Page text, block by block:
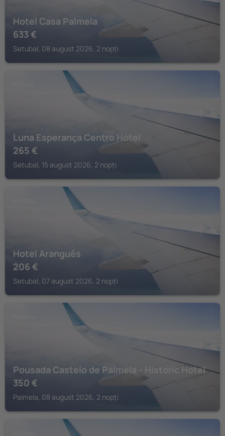
Hotel Casa Palmela
633 €
Setubal, 08 august 2026, 2 nopți
Luna Esperança Centro Hotel
265 €
Setubal, 15 august 2026, 2 nopți
Hotel Aranguês
206 €
Setubal, 07 august 2026, 2 nopți
Pousada Castelo de Palmela - Historic Hotel
350 €
Palmela, 08 august 2026, 2 nopți